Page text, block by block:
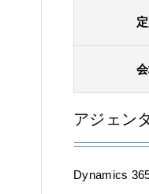
アジェン
Dynamics